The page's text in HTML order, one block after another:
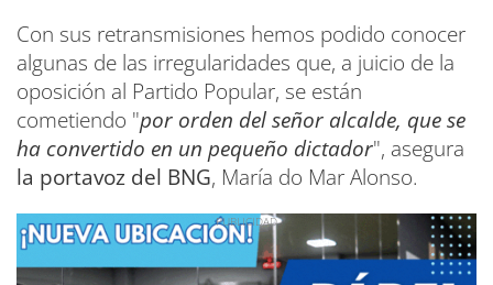
Con sus retransmisiones hemos podido conocer
algunas de las irregularidades que, a juicio de la
oposición al Partido Popular, se están
cometiendo "por orden del señor alcalde, que se
ha convertido en un pequeño dictador", asegura
la portavoz del BNG, María do Mar Alonso.